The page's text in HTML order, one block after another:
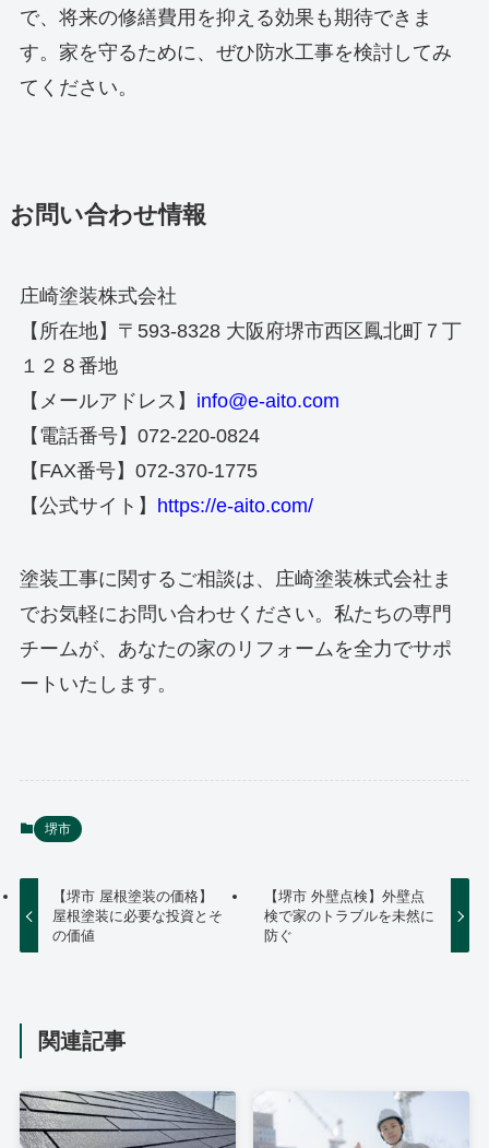
で、将来の修繕費用を抑える効果も期待できま
す。家を守るために、ぜひ防水工事を検討してみ
てください。
お問い合わせ情報
庄崎塗装株式会社
【所在地】〒593-8328 大阪府堺市西区鳳北町７丁
１２８番地
【メールアドレス】 info@e-aito.com
【電話番号】072-220-0824
【FAX番号】072-370-1775
【公式サイト】 https://e-aito.com/
塗装工事に関するご相談は、庄崎塗装株式会社ま
でお気軽にお問い合わせください。私たちの専門
チームが、あなたの家のリフォームを全力でサポ
ートいたします。
堺市
【堺市 屋根塗装の価格】
屋根塗装に必要な投資とそ
の価値
【堺市 外壁点検】外壁点
検で家のトラブルを未然に
防ぐ
関連記事